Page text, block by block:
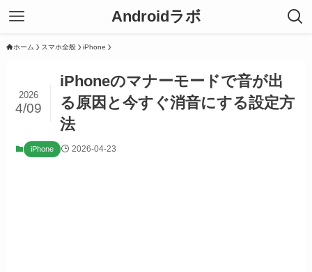
Androidラボ
ホーム スマホ全般 iPhone
iPhoneのマナーモードで音が出
る原因と今すぐ消音にする設定方
法
2026
4/09
iPhone 2026-04-23